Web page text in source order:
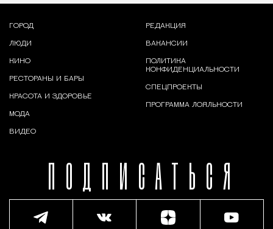
ПОДПИСАТЬСЯ
ГОРОД
ЛЮДИ
КИНО
РЕСТОРАНЫ И БАРЫ
КРАСОТА И ЗДОРОВЬЕ
МОДА
ВИДЕО
РЕДАКЦИЯ
ВАКАНСИИ
ПОЛИТИКА
КОНФИДЕНЦИАЛЬНОСТИ
СПЕЦПРОЕКТЫ
ПРОГРАММА ЛОЯЛЬНОСТИ